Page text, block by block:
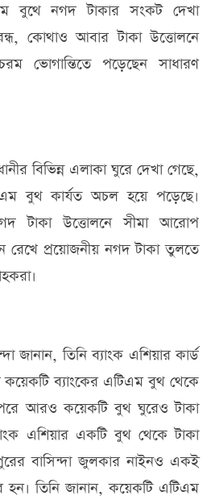
বুথে নগদ টাকার সংকট দেখা
কোথাও আবার টাকা উত্তোলনে
ভোগান্তিতে পড়েছেন সাধারণ
বিভিন্ন এলাকা ঘুরে দেখা গেছে,
বুথ কার্যত অচল হয়ে পড়েছে।
টাকা উত্তোলনে সীমা আরোপ
রেখে প্রয়োজনীয় নগদ টাকা তুলতে
জানান, তিনি ব্যাংক এশিয়ার কার্ড
কয়েকটি ব্যাংকের এটিএম বুথ থেকে
আরও কয়েকটি বুথ ঘুরেও টাকা
এশিয়ার একটি বুথ থেকে টাকা
বাসিন্দা জুলকার নাইনও একই
হন। তিনি জানান, কয়েকটি এটিএম